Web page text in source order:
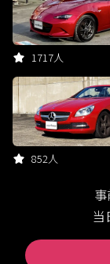
1717人
852人
当